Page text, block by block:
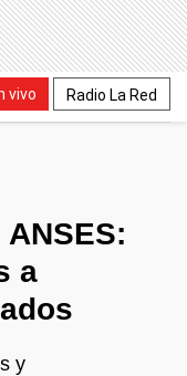
vivo Radio La Red
a
y